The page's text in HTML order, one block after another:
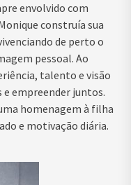
envolvido com
construía sua
de perto o
pessoal. Ao
talento e visão
empreender juntos.
homenagem à filha
e motivação diária.